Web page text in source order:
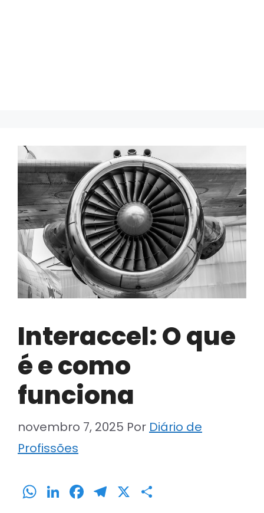
Interaccel: O que
é e como
funciona
novembro 7, 2025 Por Diário de
Profissões
W Li F T X